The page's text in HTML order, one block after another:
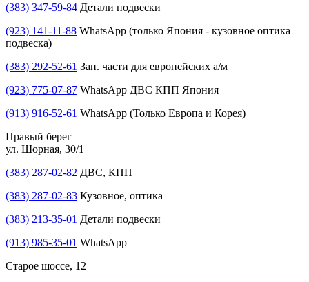
(383) 347-59-84 Детали подвески
(923) 141-11-88 WhatsApp (только Япония - кузовное оптика
подвеска)
(383) 292-52-61 Зап. части для европейских а/м
(923) 775-07-87 WhatsApp ДВС КПП Япония
(913) 916-52-61 WhatsApp (Только Европа и Корея)
Правый берег
ул. Шорная, 30/1
(383) 287-02-82 ДВС, КПП
(383) 287-02-83 Кузовное, оптика
(383) 213-35-01 Детали подвески
(913) 985-35-01 WhatsApp
Старое шоссе, 12